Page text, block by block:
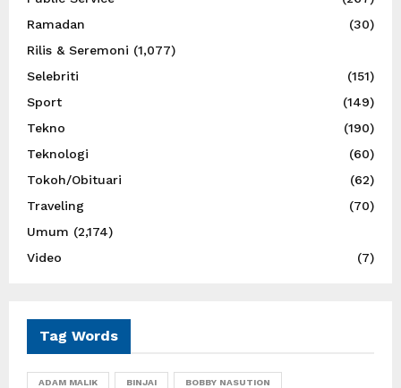
Ramadan
(30)
Rilis & Seremoni (1,077)
Selebriti
(151)
Sport
(149)
Tekno
(190)
Teknologi
(60)
Tokoh/Obituari
(62)
Traveling
(70)
Umum (2,174)
Video
(7)
Tag Words
ADAM MALIK BINJAI BOBBY NASUTION